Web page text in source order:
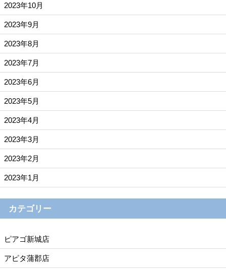
2023年10月
2023年9月
2023年8月
2023年7月
2023年6月
2023年5月
2023年4月
2023年3月
2023年2月
2023年1月
カテゴリー
ピアゴ新城店
アピタ蒲郡店